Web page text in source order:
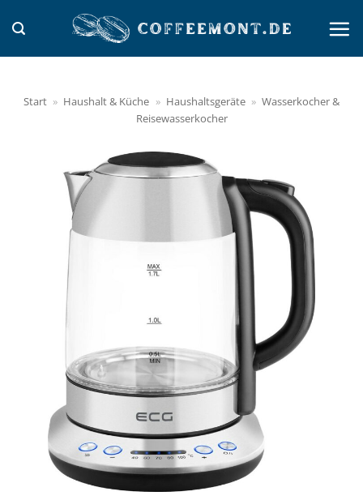
Inhalt
springen
Start » Haushalt & Küche » Haushaltsgeräte » Wasserkocher &
Reisewasserkocher